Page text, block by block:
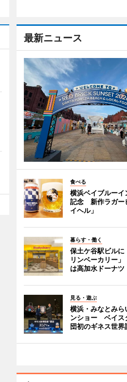
最新ニュース
食べる
横浜ベイブルーイ
記念 新作ラガー
イヘル」
暮らす・働く
保土ケ谷駅ビルに
リンベーカリー
は高加水ドーナツ
見る・遊ぶ
横浜・みなとみら
ンショー ベイス
団初のギネス世界